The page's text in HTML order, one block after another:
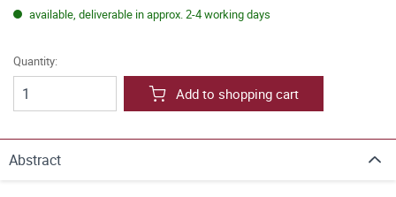
available, deliverable in approx. 2-4 working days
Quantity:
Add to shopping cart
Abstract